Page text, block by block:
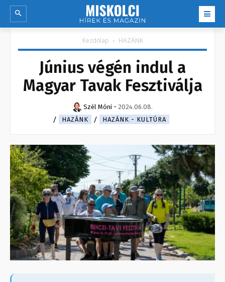
Kezdőlap HAZÁNK
Június végén indul a
Magyar Tavak Fesztiválja
Szél Móni - 2024.06.08.
HAZÁNK
HAZÁNK - KULTÚRA